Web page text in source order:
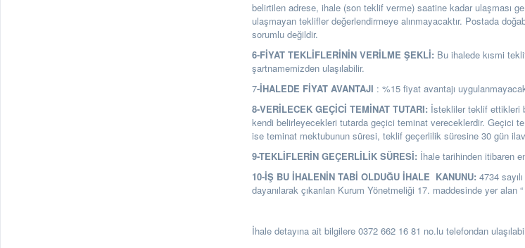
belirtilen adrese, ihale (son teklif verme) saatine kadar ulaşması
ulaşmayan teklifler değerlendirmeye alınmayacaktır. Postada
sorumlu değildir.
6-FİYAT TEKLİFLERİNİN VERİLME ŞEKLİ: Bu ihalede kısmi
şartnamemizden ulaşılabilir.
7-İHALEDE FİYAT AVANTAJI : %15 fiyat avantajı
8-VERİLECEK GEÇİCİ TEMİNAT TUTARI: İstekliler teklif ettikleri
kendi belirleyecekleri tutarda geçici teminat vereceklerdir. Geçici
ise teminat mektubunun süresi, teklif geçerlilik süresine 30 gün
9-TEKLİFLERİN GEÇERLİLİK SÜRESİ: İhale tarihinden itibaren
10-İŞ BU İHALENİN TABİ OLDUĞU İHALE KANUNU: 4734
dayanılarak çıkarılan Kurum Yönetmeliği 17. maddesinde yer alan
İhale detayına ait bilgilere 0372 662 16 81 no.lu telefondan